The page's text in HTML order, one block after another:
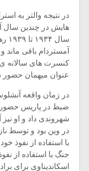
در نتیجه والتر به
هایش در چندین سال
کنسرت های سالانه ی
عنوان میهمان
ضبط در پاریس حضور
شهروندی داد و او
در وین بود و توسط
با استفاده از نفوذ
جنگ با استفاده از
اسکاندیناوی برای